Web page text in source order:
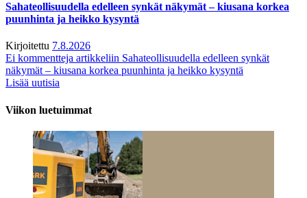
Sahateollisuudella edelleen synkät näkymät – kiusana korkea
puunhinta ja heikko kysyntä
Kirjoitettu 7.8.2026
Ei kommentteja artikkeliin Sahateollisuudella edelleen synkät
näkymät – kiusana korkea puunhinta ja heikko kysyntä
Lisää uutisia
Viikon luetuimmat